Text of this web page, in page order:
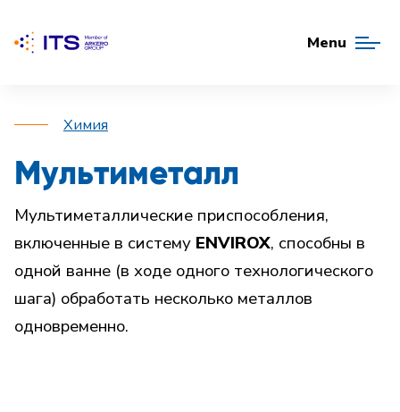
Menu
Химия
Мультиметалл
Мультиметаллические приспособления,
включенные в систему ENVIROX, способны в
одной ванне (в ходе одного технологического
шага) обработать несколько металлов
одновременно.